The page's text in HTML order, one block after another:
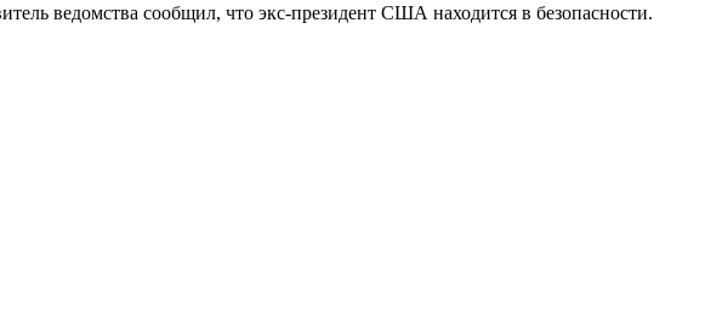
ведомства сообщил, что экс-президент США находится в безопасности.